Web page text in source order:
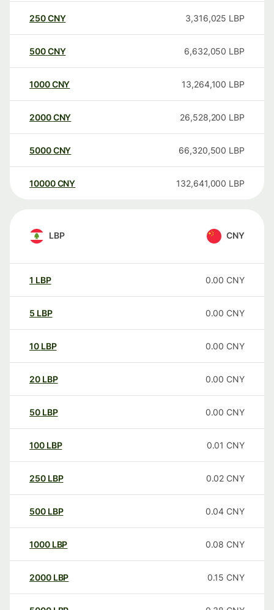
250CNY 3,316,025 LBP
500CNY 6,632,050 LBP
1000CNY 13,264,100 LBP
2000CNY 26,528,200 LBP
5000CNY 66,320,500 LBP
10000 CNY 132,641,000 LBP
LBP CNY
1 LBP 0.00 CNY
5 LBP 0.00 CNY
10 LBP 0.00 CNY
20 LBP 0.00 CNY
50 LBP 0.00 CNY
100 LBP 0.01 CNY
250 LBP 0.02 CNY
500 LBP 0.04 CNY
1000 LBP 0.08 CNY
2000 LBP 0.15 CNY